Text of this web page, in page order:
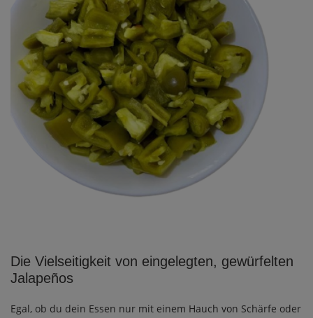
Die Vielseitigkeit von eingelegten, gewürfelten
Jalapeños
Egal, ob du dein Essen nur mit einem Hauch von Schärfe oder